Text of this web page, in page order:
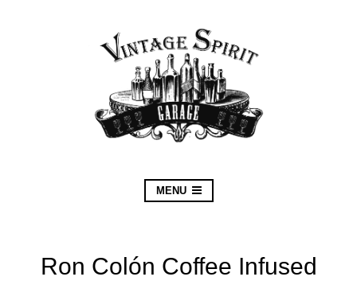
MENU
Ron Colón Coffee Infused